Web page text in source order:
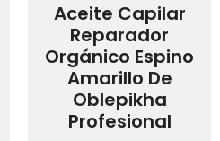
Aceite Capilar
Reparador
Orgánico Espino
Amarillo De
Oblepikha
Profesional